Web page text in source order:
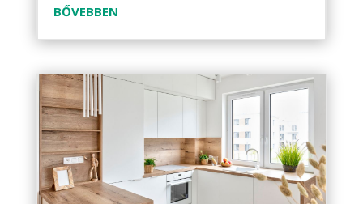
BŐVEBBEN